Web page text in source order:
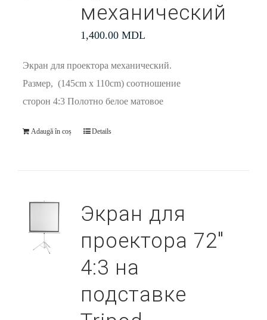
механический
1,400.00 MDL
Экран для проектора механический.
Размер, (145cm x 110cm) соотношение
сторон 4:3 Полотно белое матовое
Adaugă în coș Details
Экран для
проектора 72″
4:3 на
подставке